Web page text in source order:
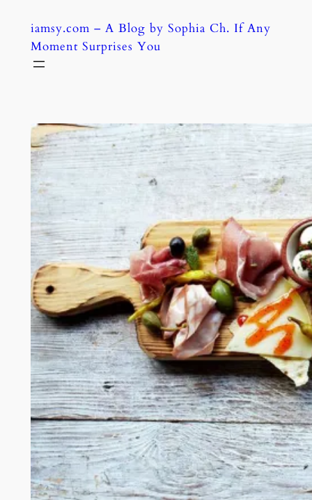
content
iamsy.com – A Blog by Sophia Ch. If Any
Moment Surprises You